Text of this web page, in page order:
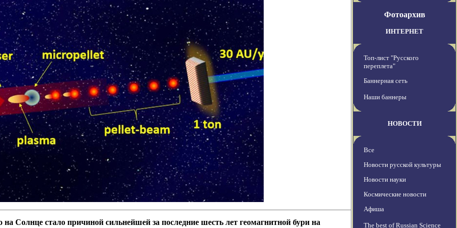
на Солнце стало причиной сильнейшей за последние шесть лет геомагнитной бури на
Фотоархив
ИНТЕРНЕТ
Топ-лист "Русского
переплета"
Баннерная сеть
Наши баннеры
НОВОСТИ
Все
Новости русской культуры
Новости науки
Космические новости
Афиша
The best of Russian Science